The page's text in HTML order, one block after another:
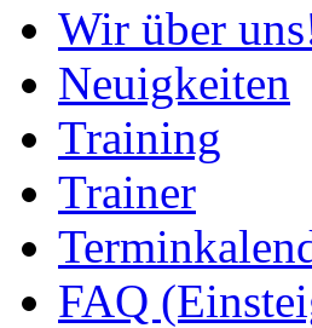
Wir über
Neuigkeiten
Training
Trainer
FAQ